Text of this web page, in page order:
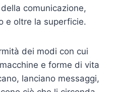
comunicazione,
e oltre la superficie.
dei modi con cui
e forme di vita
lanciano messaggi,